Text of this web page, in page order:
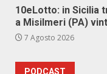
10eLotto: in Sicilia
a Misilmeri (PA)
7 Agosto 2026
PODCAST